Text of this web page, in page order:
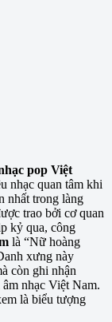
pop Việt
nhạc quan tâm khi
nhất trong làng
trao bởi cơ quan
kỷ qua, công
là “Nữ hoàng
xưng này
còn ghi nhận
nhạc Việt Nam.
là biểu tượng